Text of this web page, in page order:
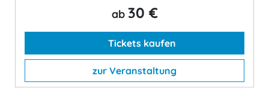
ab 30 €
Tickets kaufen
zur Veranstaltung